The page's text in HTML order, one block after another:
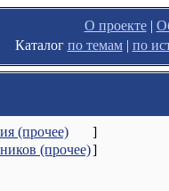
О проекте|
Каталог по темам| по
(прочее)
]
(прочее)]